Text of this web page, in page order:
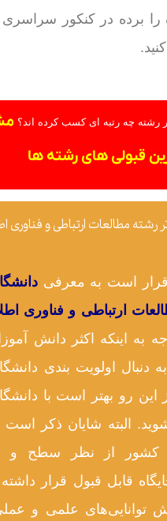
را برده در کنکور سراسری
رشته چه رتبه ای کسب کرده اند؟
قبولی های رشته ها
رشته مطالعات ارتباطی و فناوری
است به معرفی
ارتباطی و فناوری
به اینکه اکثر دانش
دنبال اولویت بندی
این رو بهتر است با
البته شایان ذکر است
کشور از نظر سطح و
قابل قبول قرار
توانایی‌های علمی و